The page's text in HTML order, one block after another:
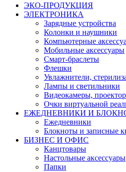
ЭКО-ПРОДУКЦИЯ
ЭЛЕКТРОНИКА
Зарядные устройства
Колонки и наушники
Компьютерные
Мобильные аксессуары
Смарт-браслеты
Флешки
Увлажнители,
Лампы и светильники
Видеокамеры,
Очки виртуальной
ЕЖЕДНЕВНИКИ И
Ежедневники
Блокноты и записные
БИЗНЕС И ОФИС
Канцтовары
Настольные аксессуары
Папки